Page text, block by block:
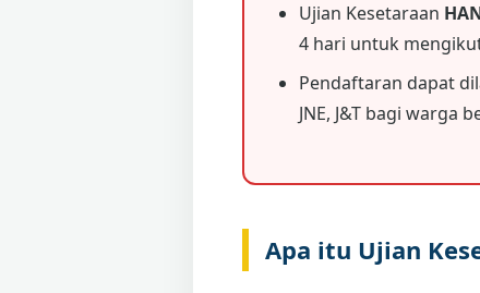
Ujian Kesetaraan
4 hari untuk
Pendaftaran dapat
JNE, J&T bagi warga
Apa itu Ujian